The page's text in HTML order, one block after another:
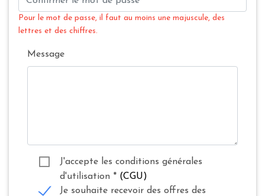
Pour le mot de passe, il faut au moins une majuscule, des
lettres et des chiffres.
Message
J'accepte les conditions générales
d'utilisation * (CGU)
Je souhaite recevoir des offres des